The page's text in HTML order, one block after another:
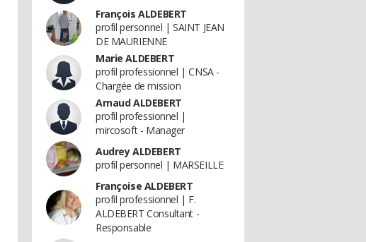
François ALDEBERT
profil personnel | SAINT JEAN
DE MAURIENNE
Marie ALDEBERT
profil professionnel | CNSA -
Chargée de mission
Arnaud ALDEBERT
profil professionnel |
mircosoft - Manager
Audrey ALDEBERT
profil personnel | MARSEILLE
Françoise ALDEBERT
profil professionnel | F.
ALDEBERT Consultant -
Responsable